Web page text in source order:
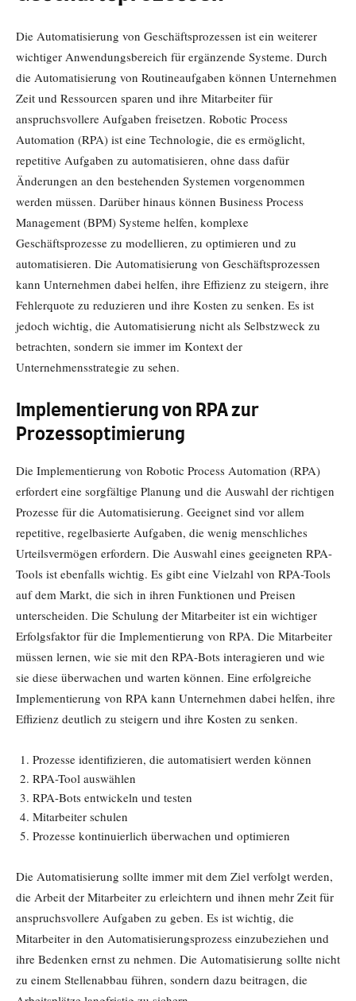
Die Automatisierung von Geschäftsprozessen ist ein weiterer
wichtiger Anwendungsbereich für ergänzende Systeme. Durch
die Automatisierung von Routineaufgaben können Unternehmen
Zeit und Ressourcen sparen und ihre Mitarbeiter für
anspruchsvollere Aufgaben freisetzen. Robotic Process
Automation (RPA) ist eine Technologie, die es ermöglicht,
repetitive Aufgaben zu automatisieren, ohne dass dafür
Änderungen an den bestehenden Systemen vorgenommen
werden müssen. Darüber hinaus können Business Process
Management (BPM) Systeme helfen, komplexe
Geschäftsprozesse zu modellieren, zu optimieren und zu
automatisieren. Die Automatisierung von Geschäftsprozessen
kann Unternehmen dabei helfen, ihre Effizienz zu steigern, ihre
Fehlerquote zu reduzieren und ihre Kosten zu senken. Es ist
jedoch wichtig, die Automatisierung nicht als Selbstzweck zu
betrachten, sondern sie immer im Kontext der
Unternehmensstrategie zu sehen.
Implementierung von RPA zur
Prozessoptimierung
Die Implementierung von Robotic Process Automation (RPA)
erfordert eine sorgfältige Planung und die Auswahl der richtigen
Prozesse für die Automatisierung. Geeignet sind vor allem
repetitive, regelbasierte Aufgaben, die wenig menschliches
Urteilsvermögen erfordern. Die Auswahl eines geeigneten RPA-
Tools ist ebenfalls wichtig. Es gibt eine Vielzahl von RPA-Tools
auf dem Markt, die sich in ihren Funktionen und Preisen
unterscheiden. Die Schulung der Mitarbeiter ist ein wichtiger
Erfolgsfaktor für die Implementierung von RPA. Die Mitarbeiter
müssen lernen, wie sie mit den RPA-Bots interagieren und wie
sie diese überwachen und warten können. Eine erfolgreiche
Implementierung von RPA kann Unternehmen dabei helfen, ihre
Effizienz deutlich zu steigern und ihre Kosten zu senken.
Prozesse identifizieren, die automatisiert werden können
RPA-Tool auswählen
RPA-Bots entwickeln und testen
Mitarbeiter schulen
Prozesse kontinuierlich überwachen und optimieren
Die Automatisierung sollte immer mit dem Ziel verfolgt werden,
die Arbeit der Mitarbeiter zu erleichtern und ihnen mehr Zeit für
anspruchsvollere Aufgaben zu geben. Es ist wichtig, die
Mitarbeiter in den Automatisierungsprozess einzubeziehen und
ihre Bedenken ernst zu nehmen. Die Automatisierung sollte nicht
zu einem Stellenabbau führen, sondern dazu beitragen, die